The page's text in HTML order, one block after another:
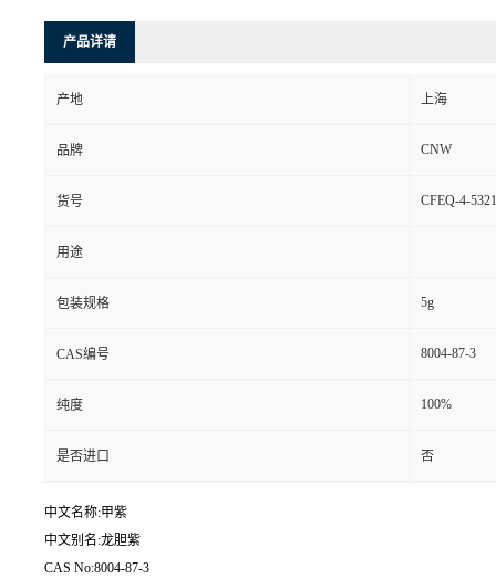
产品详请
产地 上海
品牌 CNW
货号 CFEQ-4-
用途
包装规格 5g
CAS编号 8004-87-3
纯度 100%
是否进口 否
中文名称:甲紫
中文别名:龙胆紫
CAS No:8004-87-3